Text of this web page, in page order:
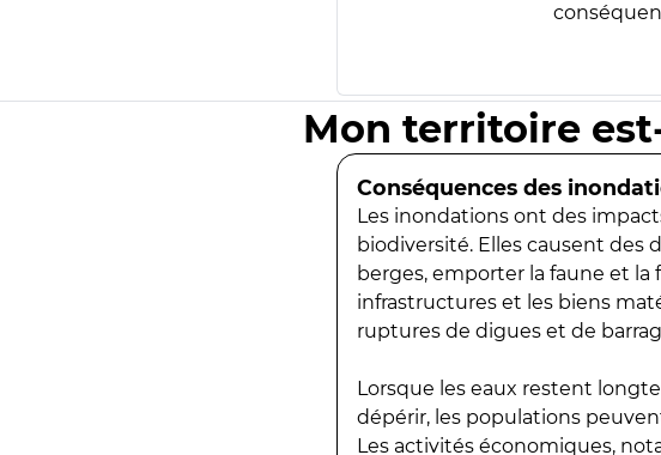
Mon territoire
Conséquences des
Les inondations ont des
biodiversité. Elles causent des
berges, emporter la faune et
infrastructures et les biens
ruptures de digues et de
Lorsque les eaux restent
dépérir, les populations
Les activités économiques,